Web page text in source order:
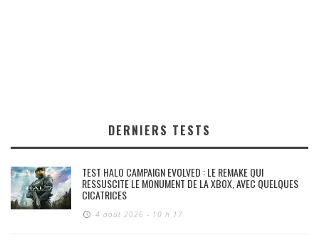
DERNIERS TESTS
TEST HALO CAMPAIGN EVOLVED : LE REMAKE QUI
RESSUSCITE LE MONUMENT DE LA XBOX, AVEC QUELQUES
CICATRICES
4 août 2026 - 10 h 17